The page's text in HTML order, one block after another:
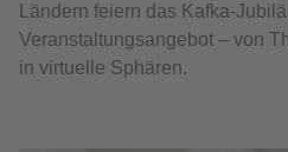
Ländern feiern das Kafka-
Veranstaltungsangebot – von
in virtuelle Sphären.